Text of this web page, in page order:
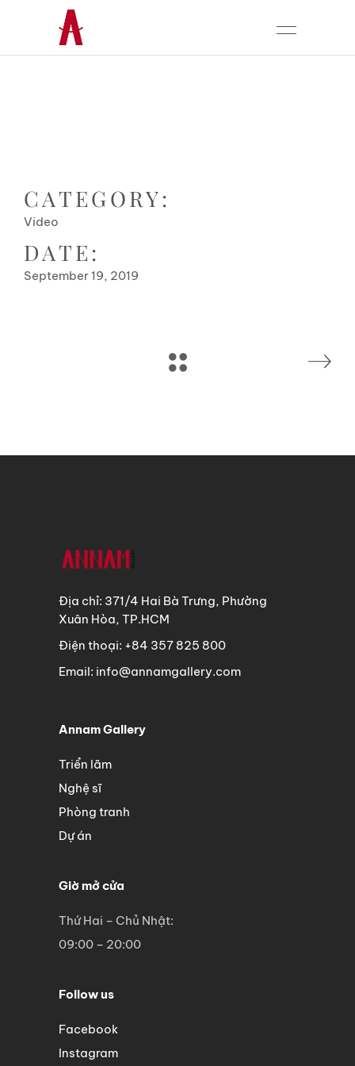
CATEGORY:
Video
DATE:
September 19, 2019
Địa chỉ: 371/4 Hai Bà Trưng, Phường
Xuân Hòa, TP.HCM
Điện thoại: +84 357 825 800
Email: info@annamgallery.com
Annam Gallery
Triển lãm
Nghệ sĩ
Phòng tranh
Dự án
Giờ mở cửa
Thứ Hai – Chủ Nhật:
09:00 – 20:00
Follow us
Facebook
Instagram